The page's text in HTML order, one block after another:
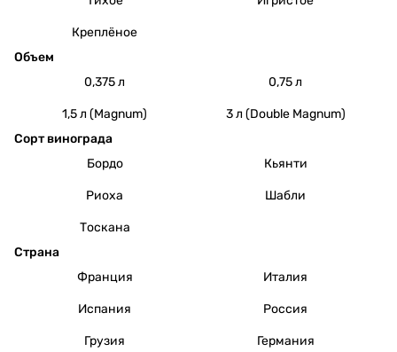
Креплёное
Объем
0,375 л
0,75 л
1,5 л (Magnum)
3 л (Double Magnum)
Сорт винограда
Бордо
Кьянти
Риоха Шабли
Тоскана
Страна
Франция
Италия
Испания Россия
Грузия
Германия